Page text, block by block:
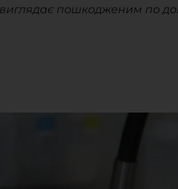
пошкодженим по